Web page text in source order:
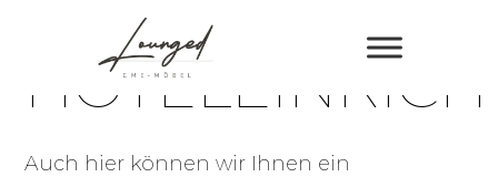
Auch hier können wir Ihnen ein